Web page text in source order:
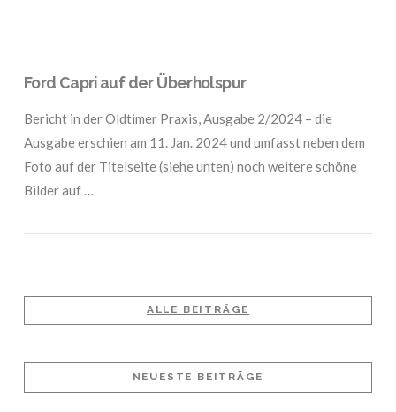
Ford Capri auf der Überholspur
Bericht in der Oldtimer Praxis, Ausgabe 2/2024 – die
Ausgabe erschien am 11. Jan. 2024 und umfasst neben dem
Foto auf der Titelseite (siehe unten) noch weitere schöne
Bilder auf …
ALLE BEITRÄGE
NEUESTE BEITRÄGE